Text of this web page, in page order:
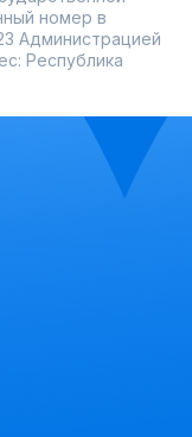
номер в
Администрацией
Республика